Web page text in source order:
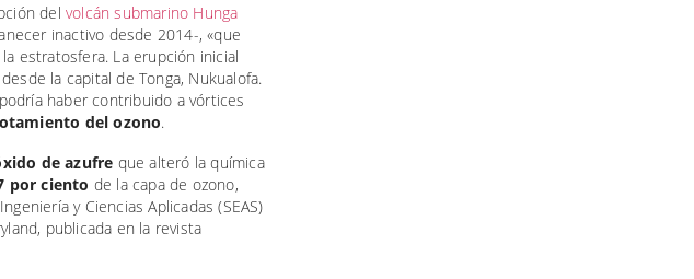
delvolcán submarino Hunga
inactivo desde 2014-, «que
estratosfera. La erupción inicial
la capital de Tonga, Nukualofa.
haber contribuido a vórtices
del ozono.
de azufre que alteró la química
por ciento de la capa de ozono,
y Ciencias Aplicadas (SEAS)
publicada en la revista